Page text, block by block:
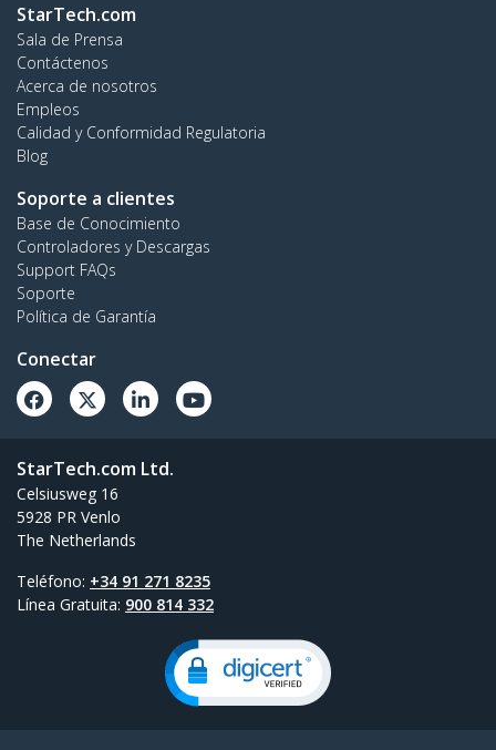
StarTech.com
Sala de Prensa
Contáctenos
Acerca de nosotros
Empleos
Calidad y Conformidad Regulatoria
Blog
Soporte a clientes
Base de Conocimiento
Controladores y Descargas
Support FAQs
Soporte
Política de Garantía
Conectar
StarTech.com Ltd.
Celsiusweg 16
5928 PR Venlo
The Netherlands
Teléfono: +34 91 271 8235
Línea Gratuita: 900 814 332